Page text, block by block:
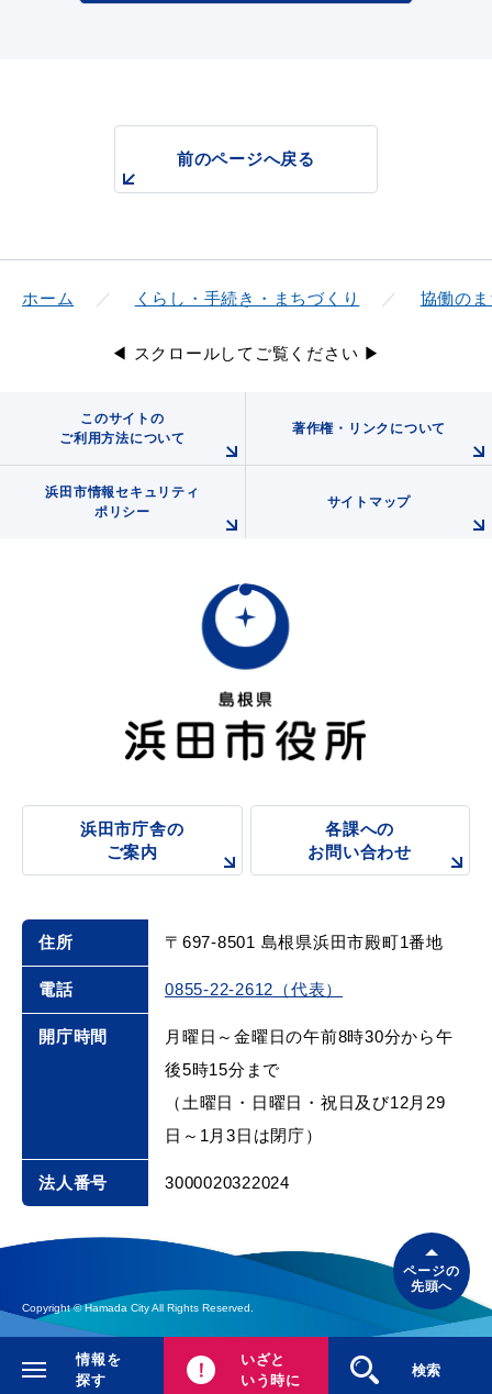
閉じる
情報を
探す
いざと
いう時に
検索
前のページへ戻る
ホーム くらし・手続き・まちづくり 協働の
◀ スクロールしてご覧ください ▶
このサイトの
ご利用方法について
著作権・リンクについて
浜田市情報セキュリティ
ポリシー
サイトマップ
浜田市庁舎の
ご案内
各課への
お問い合わせ
住所 〒697-8501 島根県浜田市殿町1番地
電話 0855-22-2612（代表）
開庁時間
月曜日～金曜日の午前8時30分から午
後5時15分まで
（土曜日・日曜日・祝日及び12月29
日～1月3日は閉庁）
法人番号 3000020322024
Copyright © Hamada City All Rights Reserved.
ページの
先頭へ